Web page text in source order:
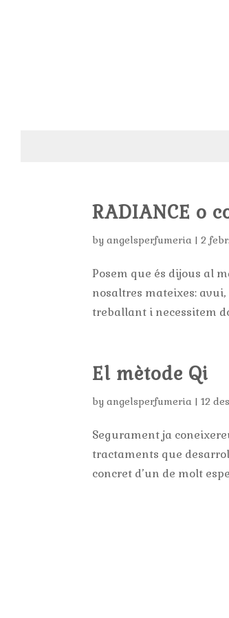
RADIANCE o
byangelsperfumeria |2
Posem que és dijous al
nosaltres mateixes:
treballant i necessitem
El mètode Qi
byangelsperfumeria |12
Segurament ja
tractaments que
concret d’un de molt